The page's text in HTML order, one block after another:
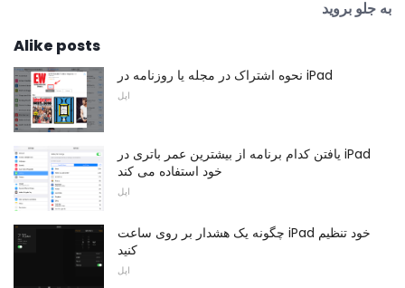
به جلو بروید
Alike posts
نحوه اشتراک در مجله یا روزنامه در iPad
اپل
یافتن کدام برنامه از بیشترین عمر باتری در iPad
خود استفاده می کند
اپل
چگونه یک هشدار بر روی ساعت iPad خود تنظیم
کنید
اپل